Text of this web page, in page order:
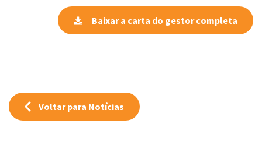
Baixar a carta do gestor completa
Voltar para Notícias